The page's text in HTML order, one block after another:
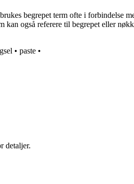
begrepet term ofte i forbindelse
også referere til begrepet eller
• paste •
detaljer.